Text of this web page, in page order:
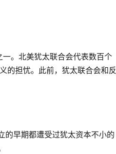
。北美犹太联合会代表数百个
的担忧。此前，犹太联合会和反
的早期都遭受过犹太资本不小的